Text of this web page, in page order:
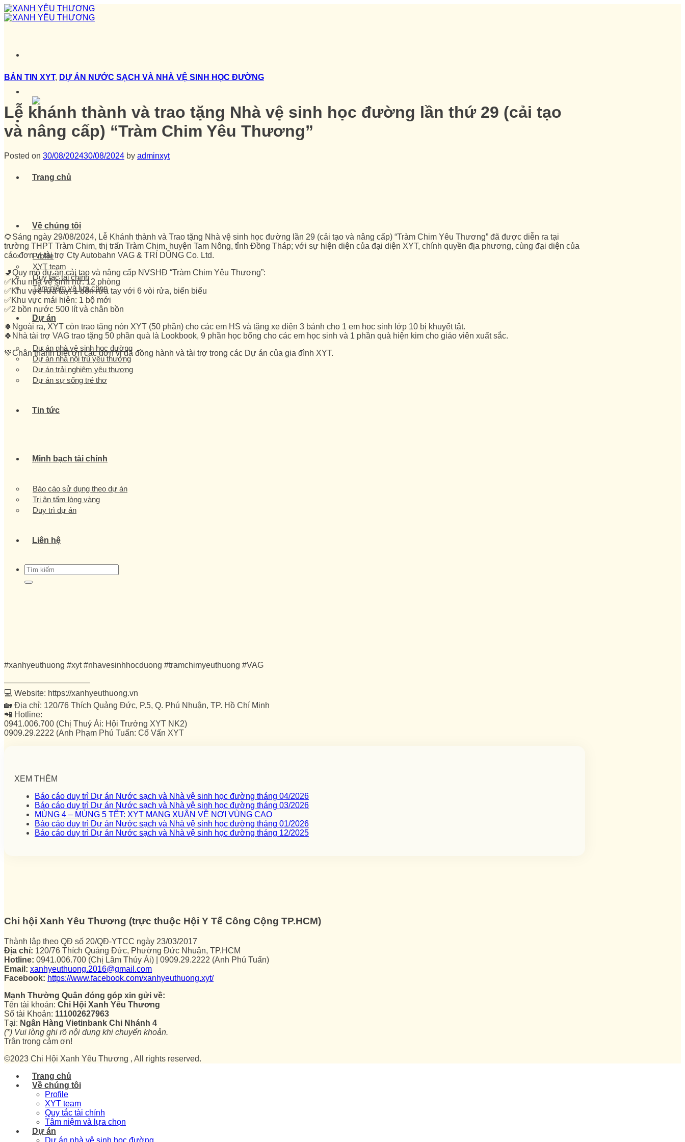
Skip
to
Trang chủ
Về chúng tôi
Profile
XYT team
Quy tắc tài chính
Tâm niệm và lựa chọn
Dự án
Dự án nhà vệ sinh học đường
Dự án nhà nội trú yêu thương
Dự án trải nghiệm yêu thương
Dự án sự sống trẻ thơ
Tin tức
Minh bạch tài chính
Báo cáo sử dụng theo dự án
Tri ân tấm lòng vàng
Duy trì dự án
Liên hệ
BẢN TIN XYT, DỰ ÁN NƯỚC SẠCH VÀ NHÀ VỆ SINH HỌC ĐƯỜNG
Lễ khánh thành và trao tặng Nhà vệ sinh học đường lần thứ 29 (cải tạo
và nâng cấp) “Tràm Chim Yêu Thương”
Posted on 30/08/202430/08/2024 by adminxyt
🌻Sáng ngày 29/08/2024, Lễ Khánh thành và Trao tặng Nhà vệ sinh học đường lần 29 (cải tạo và nâng cấp) “Tràm Chim Yêu Thương” đã được diễn ra tại
trường THPT Tràm Chim, thị trấn Tràm Chim, huyện Tam Nông, tỉnh Đồng Tháp; với sự hiện diện của đại diện XYT, chính quyền địa phương, cùng đại diện của
các đơn vị tài trợ Cty Autobahn VAG & TRÍ DŨNG Co. Ltd.
🚽Quy mô dự án cải tạo và nâng cấp NVSHĐ “Tràm Chim Yêu Thương”:
­✅Khu nhà vệ sinh nữ: 12 phòng
­✅Khu vực rửa tay: 1 bồn rửa tay với 6 vòi rửa, biển biểu
­✅Khu vực mái hiên: 1 bộ mới
­✅2 bồn nước 500 lít và chân bồn
🍀Ngoài ra, XYT còn trao tặng nón XYT (50 phần) cho các em HS và tặng xe điện 3 bánh cho 1 em học sinh lớp 10 bị khuyết tật.
🍀Nhà tài trợ VAG trao tặng 50 phần quà là Lookbook, 9 phần học bổng cho các em học sinh và 1 phần quà hiện kim cho giáo viên xuất sắc.
💚Chân thành biết ơn các đơn vị đã đồng hành và tài trợ trong các Dự án của gia đình XYT.
#xanhyeuthuong #xyt #nhavesinhhocduong #tramchimyeuthuong #VAG
——————————–
💻 Website: https://xanhyeuthuong.vn
🏡 Địa chỉ: 120/76 Thích Quảng Đức, P.5, Q. Phú Nhuận, TP. Hồ Chí Minh
📲 Hotline:
0941.006.700 (Chị Thuý Ái: Hội Trưởng XYT NK2)
0909.29.2222 (Anh Phạm Phú Tuấn: Cố Vấn XYT
XEM THÊM
Báo cáo duy trì Dự án Nước sạch và Nhà vệ sinh học đường tháng 04/2026
Báo cáo duy trì Dự án Nước sạch và Nhà vệ sinh học đường tháng 03/2026
MÙNG 4 – MÙNG 5 TẾT: XYT MANG XUÂN VỀ NƠI VÙNG CAO
Báo cáo duy trì Dự án Nước sạch và Nhà vệ sinh học đường tháng 01/2026
Báo cáo duy trì Dự án Nước sạch và Nhà vệ sinh học đường tháng 12/2025
Chi hội Xanh Yêu Thương (trực thuộc Hội Y Tế Công Cộng TP.HCM)
Thành lập theo QĐ số 20/QĐ-YTCC ngày 23/03/2017
Địa chỉ: 120/76 Thích Quảng Đức, Phường Đức Nhuận, TP.HCM
Hotline: 0941.006.700 (Chị Lâm Thúy Ái) | 0909.29.2222 (Anh Phú Tuấn)
Email: xanhyeuthuong.2016@gmail.com
Facebook: https://www.facebook.com/xanhyeuthuong.xyt/
Mạnh Thường Quân đóng góp xin gửi về:
Tên tài khoản: Chi Hội Xanh Yêu Thương
Số tài Khoản: 111002627963
Tại: Ngân Hàng Vietinbank Chi Nhánh 4
(*) Vui lòng ghi rõ nội dung khi chuyển khoản.
Trân trọng cảm ơn!
©2023 Chi Hội Xanh Yêu Thương , All rights reserved.
Trang chủ
Về chúng tôi
Profile
XYT team
Quy tắc tài chính
Tâm niệm và lựa chọn
Dự án
Dự án nhà vệ sinh học đường